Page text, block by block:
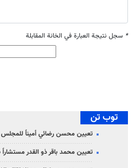
* سجل نتيجة العبارة في الخانة المقابلة
توب تن
تعيين محسن رضائي أميناً للمجلس
تعيين محمد باقر ذو القدر مستشاراً